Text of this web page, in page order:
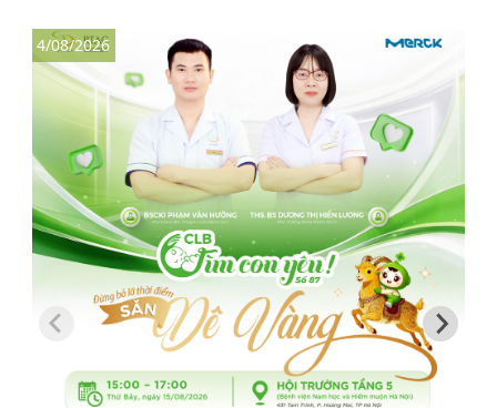
4/08/2026